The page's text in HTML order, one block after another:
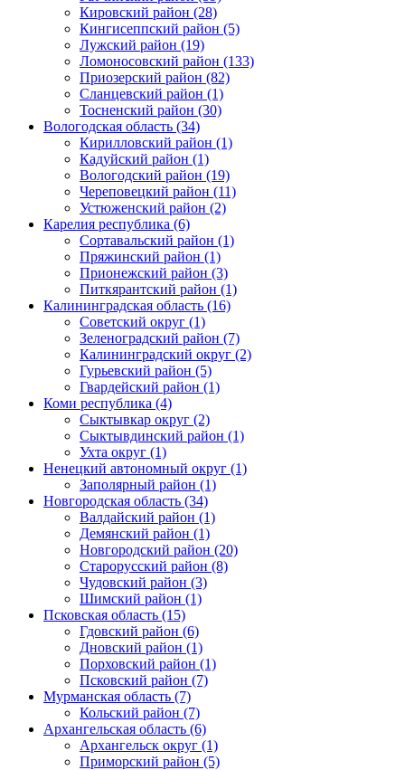
Кировский район (28)
Кингисеппский район (5)
Лужский район (19)
Ломоносовский район (133)
Приозерский район (82)
Сланцевский район (1)
Тосненский район (30)
Вологодская область (34)
Кирилловский район (1)
Кадуйский район (1)
Вологодский район (19)
Череповецкий район (11)
Устюженский район (2)
Карелия республика (6)
Сортавальский район (1)
Пряжинский район (1)
Прионежский район (3)
Питкярантский район (1)
Калининградская область (16)
Советский округ (1)
Зеленоградский район (7)
Калининградский округ (2)
Гурьевский район (5)
Гвардейский район (1)
Коми республика (4)
Сыктывкар округ (2)
Сыктывдинский район (1)
Ухта округ (1)
Ненецкий автономный округ (1)
Заполярный район (1)
Новгородская область (34)
Валдайский район (1)
Демянский район (1)
Новгородский район (20)
Старорусский район (8)
Чудовский район (3)
Шимский район (1)
Псковская область (15)
Гдовский район (6)
Дновский район (1)
Порховский район (1)
Псковский район (7)
Мурманская область (7)
Кольский район (7)
Архангельская область (6)
Архангельск округ (1)
Приморский район (5)